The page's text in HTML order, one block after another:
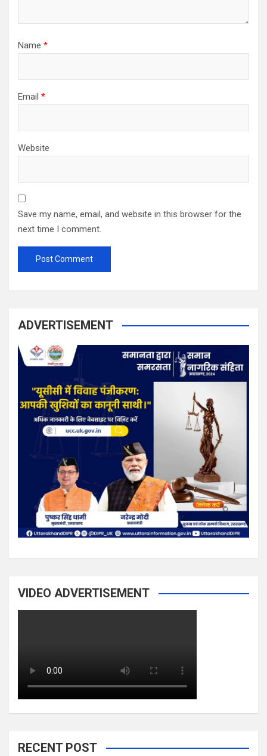
Name *
Email *
Website
Save my name, email, and website in this browser for the
next time I comment.
ADVERTISEMENT
VIDEO ADVERTISEMENT
RECENT POST